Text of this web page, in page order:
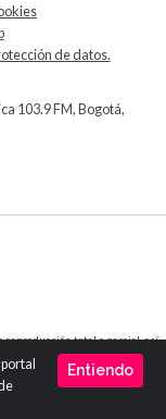
Entiendo
de datos.
103.9 FM, Bogotá,
reproducción total o parcial, así
escrita del titular.